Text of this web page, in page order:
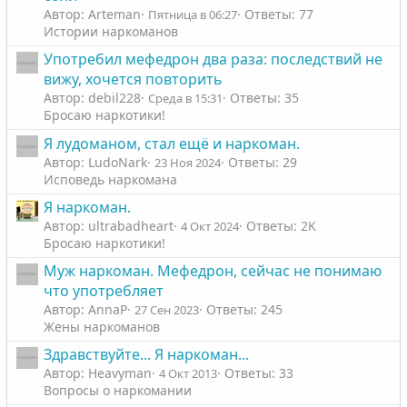
13. Это первый брак? Если нет, опишите причину
развода в предыдущих браках.
14. Любите ли вы своих родных? Любите ли людей,
вообще?
15. Каких людей вы уважаете (черты характера, род
занятий и т.д)? Каких людей презираете? Каким людям
завидуете?
16. Испытываете ли вы жалость к больным
наркоманией, алкоголизмом? Если "да" - то почему,
если "нет" - то почему.
17. Устраивает ли вас жизнь людей в стране? Если "да"
- что именно, если "нет" - что именно.
18. Как считаете, кто несёт ответственность за уровень
жизни в стране?
19. Как считаете, почему в нашей стране так много
бедных?
Автор: Arteman Пятница в 06:27 Ответы: 77
Истории наркоманов
Употребил мефедрон два раза: последствий не
вижу, хочется повторить
Автор: debil228 Среда в 15:31
Ответы: 35
Бросаю наркотики!
Я лудоманом, стал ещё и наркоман.
Автор: LudoNark 23 Ноя 2024 Ответы: 29
Исповедь наркомана
Я наркоман.
Автор: ultrabadheart 4 Окт 2024 Ответы: 2K
Бросаю наркотики!
Муж наркоман. Мефедрон, сейчас не понимаю
что употребляет
Автор: AnnaP 27 Сен 2023 Ответы: 245
Жены наркоманов
Здравствуйте... Я наркоман...
Автор: Heavyman 4 Окт 2013 Ответы: 33
Вопросы о наркомании